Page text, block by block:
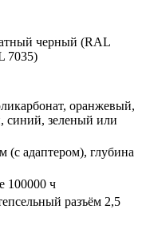
черный (RAL
7035)
оранжевый,
синий, зеленый или
(с адаптером), глубина
100000 ч
разъём 2,5